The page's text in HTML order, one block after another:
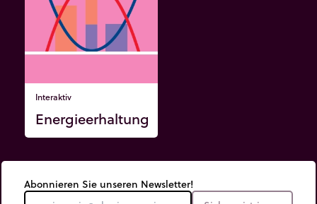
Interaktiv
Energieerhaltung
Abonnieren Sie unseren Newsletter!